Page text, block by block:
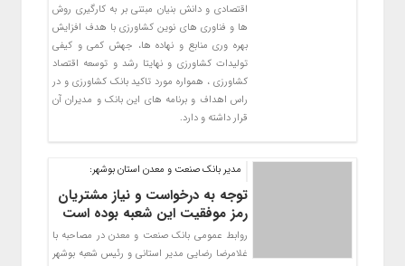
اقتصادی و دانش بنیان مبتنی بر به کارگیری روش
ها و فناوری های نوین کشاورزی با هدف افزایش
بهره وری منابع و نهاده ها، جهش کمی و کیفی
تولیدات کشاورزی و نهایتا رشد و توسعه اقتصاد
کشاورزی ، همواره مورد تاکید بانک کشاورزی و در
راس اهداف و برنامه های این بانک و مدیران آن
قرار داشته و دارد.
مدير بانك صنعت و معدن استان بوشهر:
توجه به درخواست و نیاز مشتریان
رمز موفقیت این شعبه بوده است
روابط عمومي بانك صنعت و معدن در مصاحبه با
غلامرضا رضايي مدیر استانی و رئیس شعبه بوشهر